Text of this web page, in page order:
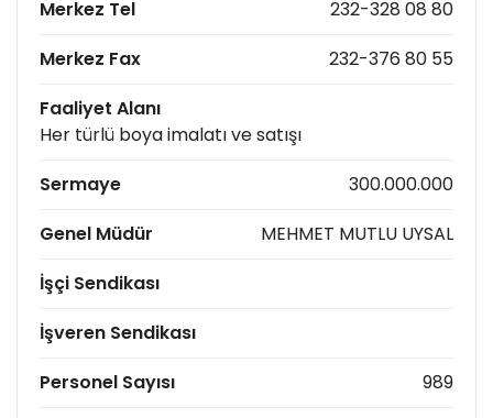
Merkez Tel
232-328 08 80
Merkez Fax
232-376 80 55
Faaliyet Alanı
Her türlü boya imalatı ve satışı
Sermaye
300.000.000
Genel Müdür
MEHMET MUTLU UYSAL
İşçi Sendikası
İşveren Sendikası
Personel Sayısı
989